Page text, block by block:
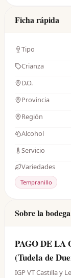
Ficha rápida
Tipo
Crianza
D.O.
Provincia
Región
Alcohol
Servicio
Variedades
Tempranillo
Sobre la bodega
PAGO DE LA
(Tudela de
IGP VT Castilla y